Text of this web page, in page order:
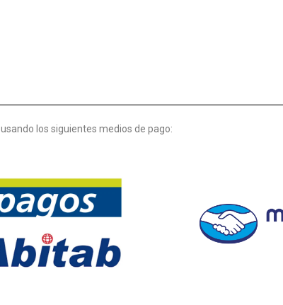
usando los siguientes medios de pago: